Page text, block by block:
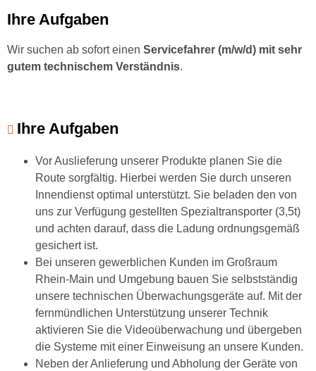
Ihre Aufgaben
Wir suchen ab sofort einen Servicefahrer (m/w/d) mit sehr
gutem technischem Verständnis.
Ihre Aufgaben
Vor Auslieferung unserer Produkte planen Sie die
Route sorgfältig. Hierbei werden Sie durch unseren
Innendienst optimal unterstützt. Sie beladen den von
uns zur Verfügung gestellten Spezialtransporter (3,5t)
und achten darauf, dass die Ladung ordnungsgemäß
gesichert ist.
Bei unseren gewerblichen Kunden im Großraum
Rhein-Main und Umgebung bauen Sie selbstständig
unsere technischen Überwachungsgeräte auf. Mit der
fernmündlichen Unterstützung unserer Technik
aktivieren Sie die Videoüberwachung und übergeben
die Systeme mit einer Einweisung an unsere Kunden.
Neben der Anlieferung und Abholung der Geräte von